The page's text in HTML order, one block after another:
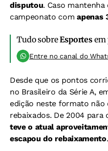
disputou. Caso
campeonato comapenas
Tudo sobreEsportesem
Entre no canal do
Desde que os pontos
no Brasileiro da Série A,
edição neste formato
rebaixados. De 2004 para
teve o atual
escapou do rebaixamento.